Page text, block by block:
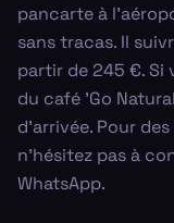
pancarte à
sans tracas. Il
partir de 245 €. Si
du café 'Go
d'arrivée. Pour
n'hésitez pas à
WhatsApp.